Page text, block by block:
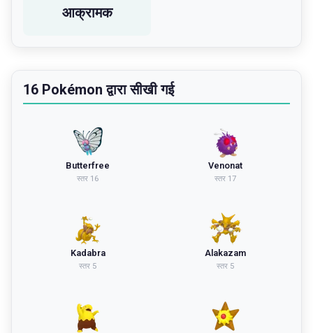
आक्रामक
16 Pokémon द्वारा सीखी गई
Butterfree
स्तर 16
Venonat
स्तर 17
Kadabra
स्तर 5
Alakazam
स्तर 5